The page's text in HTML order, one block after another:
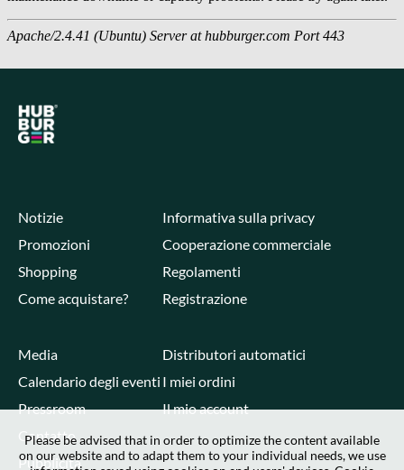
Notizie
Promozioni
Shopping
Come acquistare?
Informativa sulla privacy
Cooperazione commerciale
Regolamenti
Registrazione
Media
Calendario degli eventi
Pressroom
Contatto
Pubblicità
Distributori automatici
I miei ordini
Il mio account
Please be advised that in order to optimize the content available
on our website and to adapt them to your individual needs, we use